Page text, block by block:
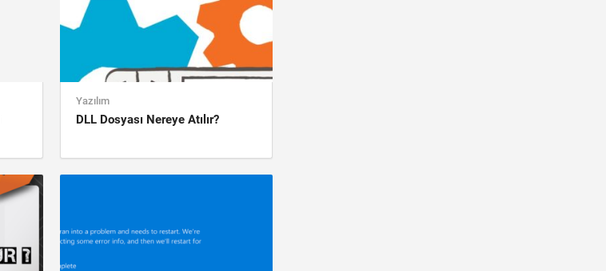
Yazılım
DLL Dosyası Nereye Atılır?